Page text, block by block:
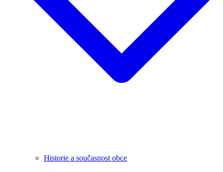
Historie a současnost obce